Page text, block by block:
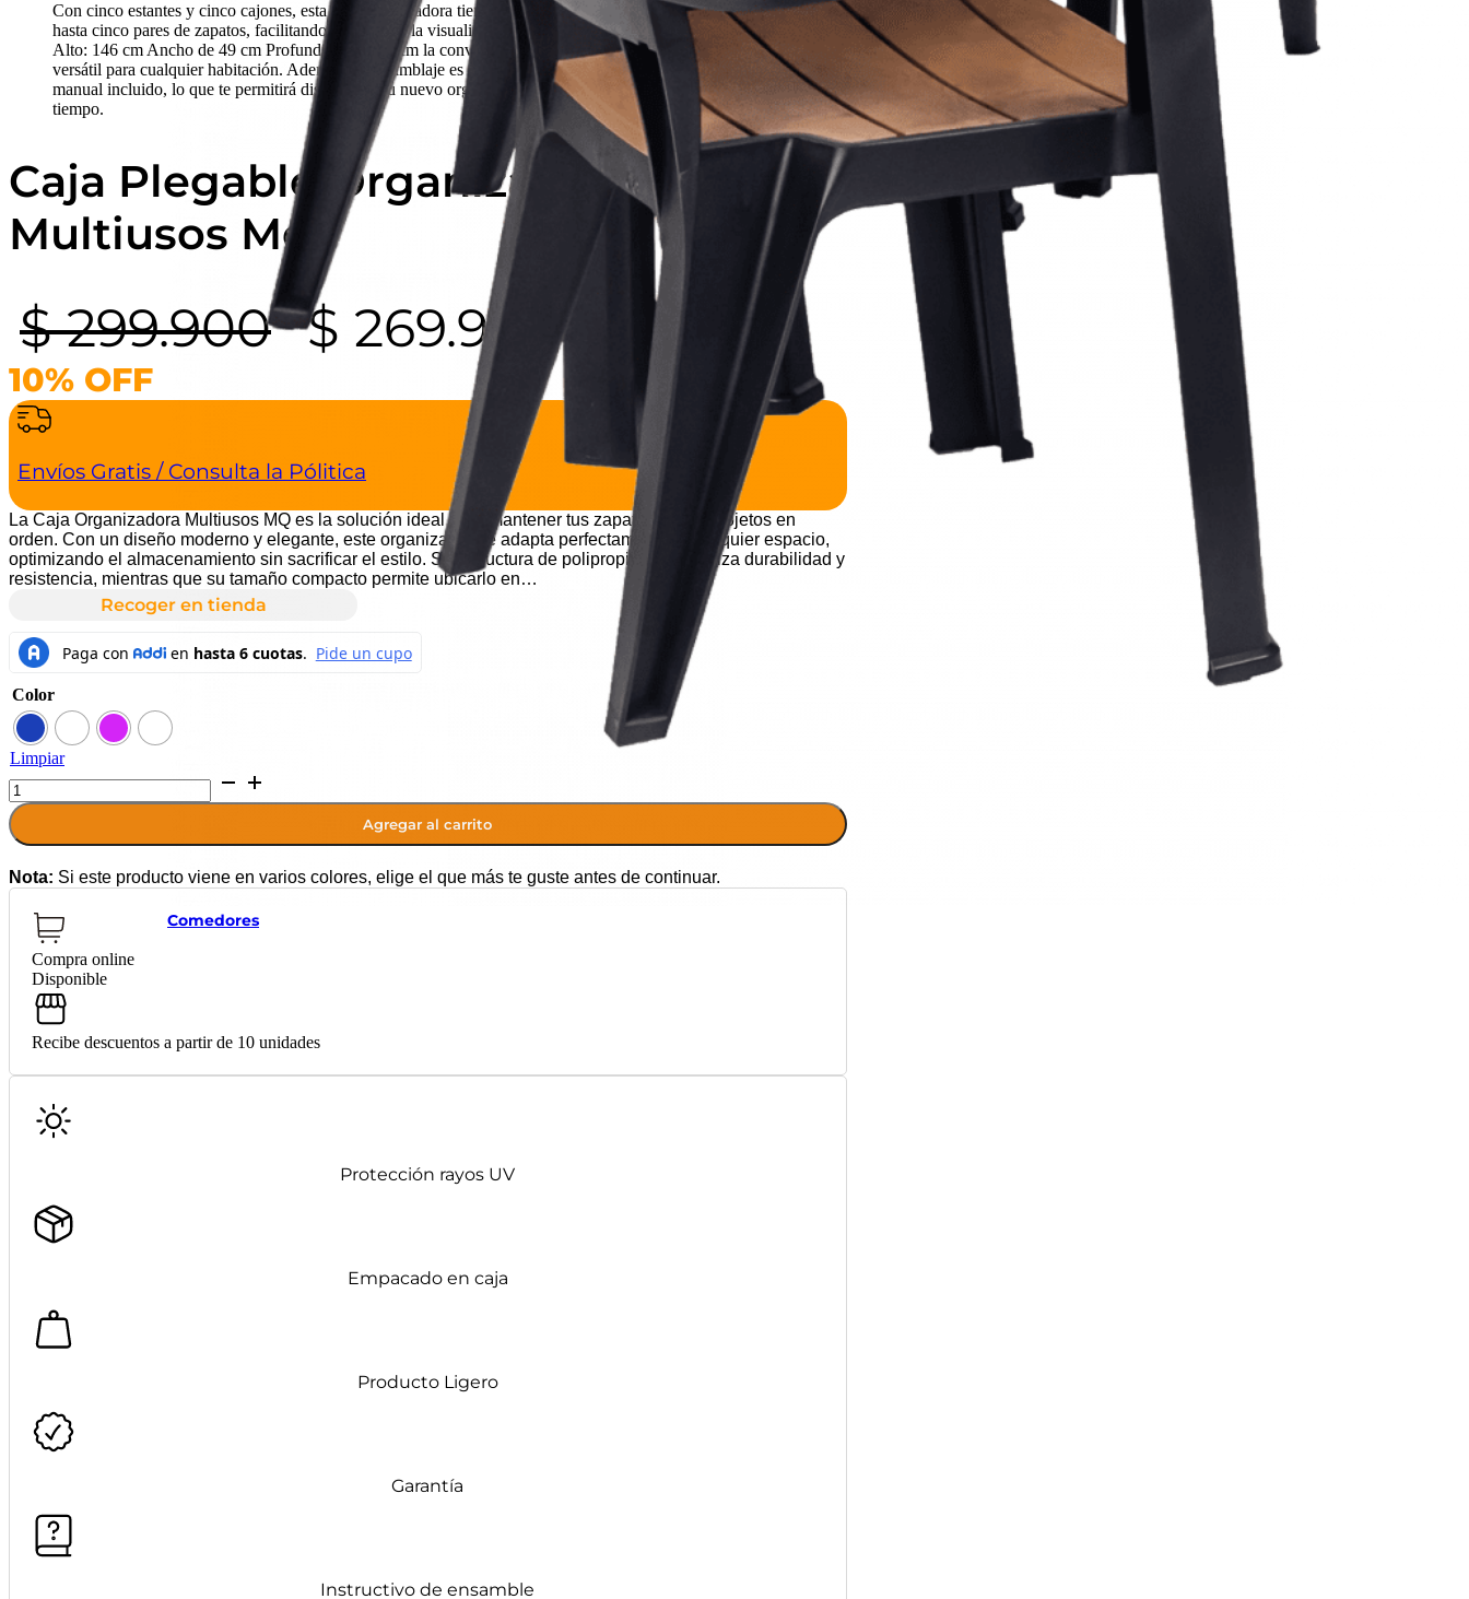
Comedores
Con cinco estantes y cinco cajones, esta caja organizadora tiene capacidad para
hasta cinco pares de zapatos, facilitando el acceso y la visualización de tus calzados.
Alto: 146 cm Ancho de 49 cm Profundidad de 30 cm la convierten en una opción
versátil para cualquier habitación. Además, el ensamblaje es sencillo gracias al
manual incluido, lo que te permitirá disfrutar de tu nuevo organizador en poco
tiempo.
Caja Plegable Organizador 5 Niveles
Multiusos Mq
$299.900 El
precio
original
era:
$ 299.900.
$ 269.900
precio
actual
es:
$ 269.900.
10% OFF
Envíos Gratis / Consulta la Pólitica
La Caja Organizadora Multiusos MQ es la solución ideal para mantener tus zapatos y otros objetos en
orden. Con un diseño moderno y elegante, este organizador se adapta perfectamente a cualquier espacio,
optimizando el almacenamiento sin sacrificar el estilo. Su estructura de polipropileno garantiza durabilidad y
resistencia, mientras que su tamaño compacto permite ubicarlo en…
Recoger en tienda
Color
Limpiar
Caja
Plegable
Organizador
5
Multiusos
Mq
cantidad
Agregar al carrito
Nota: Si este producto viene en varios colores, elige el que más te guste antes de continuar.
Compra online
Disponible
Recibe descuentos a partir de 10 unidades
Protección rayos UV
Empacado en caja
Producto Ligero
Garantía
Instructivo de ensamble